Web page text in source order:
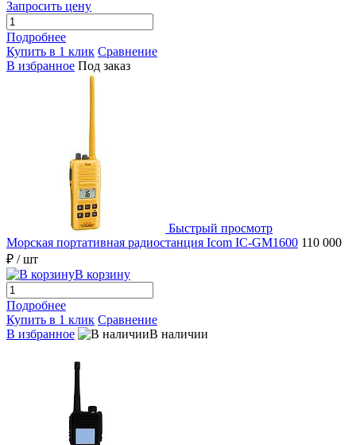
Запросить цену
Подробнее
Купить в 1 клик Сравнение
В избранное Под заказ
Быстрый просмотр
Морская портативная радиостанция Icom IC-GM1600 110 000
₽ / шт
В корзину
Подробнее
Купить в 1 клик Сравнение
В избранное
В наличии